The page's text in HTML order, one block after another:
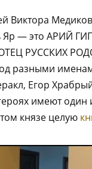
Виктора
Яр — это АРИЙ
РУССКИХ
разными
Егор
имеют один
князе целую